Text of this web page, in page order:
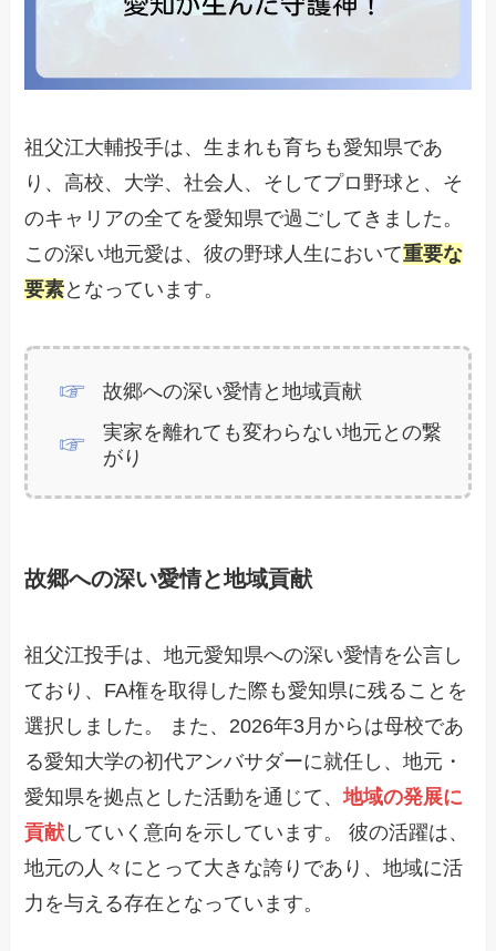
祖父江大輔投手は、生まれも育ちも愛知県であ
り、高校、大学、社会人、そしてプロ野球と、そ
のキャリアの全てを愛知県で過ごしてきました。
この深い地元愛は、彼の野球人生において重要な
要素となっています。
故郷への深い愛情と地域貢献
実家を離れても変わらない地元との繋
がり
故郷への深い愛情と地域貢献
祖父江投手は、地元愛知県への深い愛情を公言し
ており、FA権を取得した際も愛知県に残ることを
選択しました。 また、2026年3月からは母校であ
る愛知大学の初代アンバサダーに就任し、地元・
愛知県を拠点とした活動を通じて、地域の発展に
貢献 していく意向を示しています。 彼の活躍は、
地元の人々にとって大きな誇りであり、地域に活
力を与える存在となっています。